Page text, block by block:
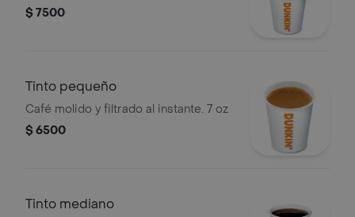
$ 7500
Tinto pequeño
Café molido y filtrado al instante. 7 oz
$ 6500
Tinto mediano